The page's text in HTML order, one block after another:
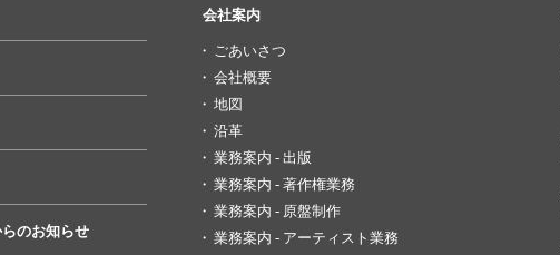
のお知らせ
会社案内
ごあいさつ
会社概要
地図
沿革
業務案内 - 出版
業務案内 - 著作権業務
業務案内 - 原盤制作
業務案内 - アーティスト業務